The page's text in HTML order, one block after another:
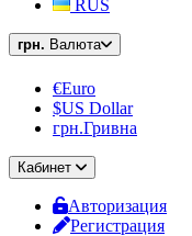
RUS
грн. Валюта
€Euro
$US Dollar
грн.Гривна
Кабинет
Авторизация
Регистрация